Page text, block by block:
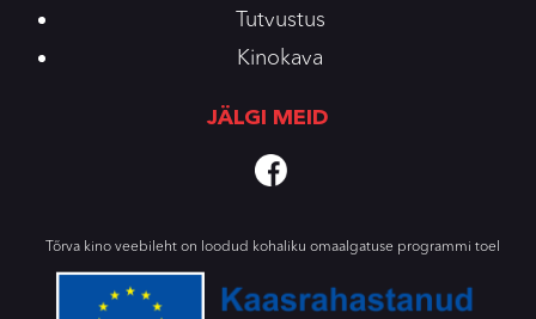
Tutvustus
Kinokava
JÄLGI MEID
Tõrva kino veebileht on loodud kohaliku omaalgatuse programmi toel